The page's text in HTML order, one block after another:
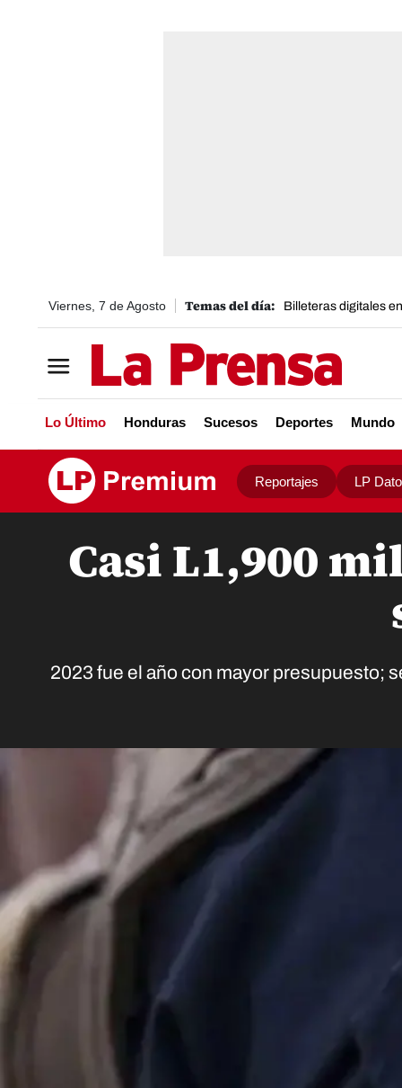
Viernes, 7 de Agosto Billeteras digitales
Lo Último Honduras Sucesos Deportes Mundo
Reportajes LP
Casi L1,900
2023 fue el año con mayor presupuesto;